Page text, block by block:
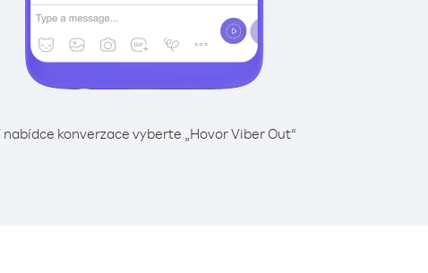
nabídce konverzace vyberte „Hovor Viber Out“